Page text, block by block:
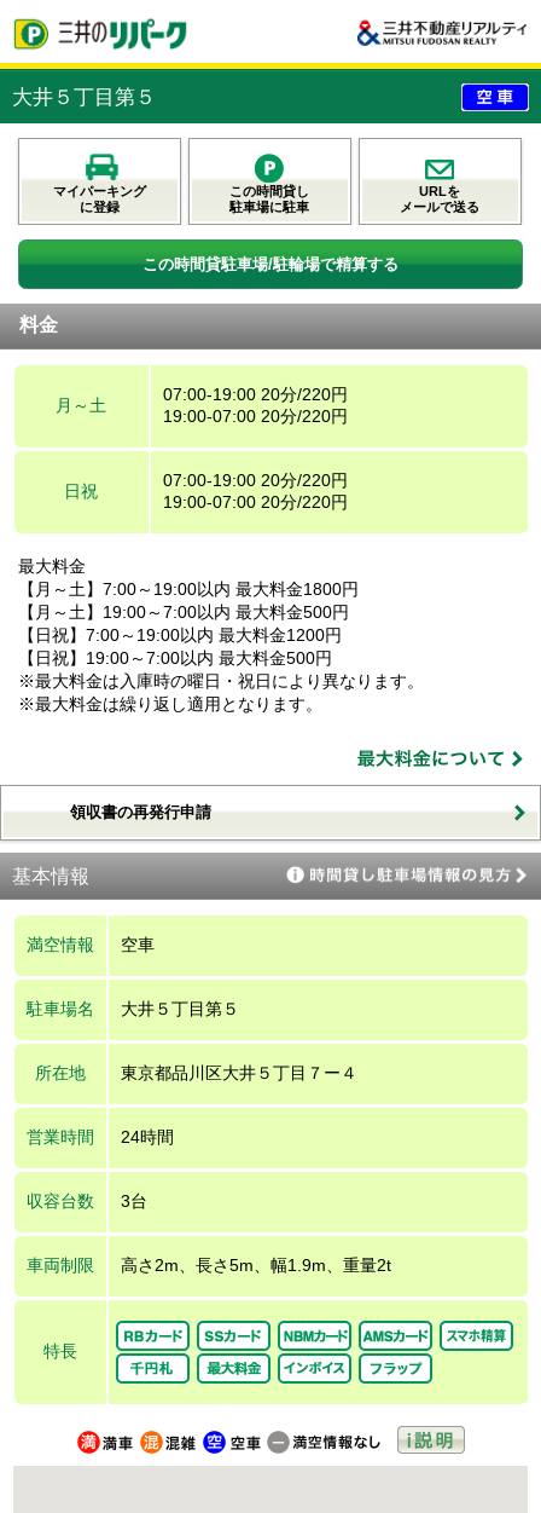
大井５丁目第５
マイパーキング
に登録
この時間貸し
駐車場に駐車
URLを
メールで送る
この時間貸駐車場/駐輪場で精算する
料金
月～土
07:00-19:00 20分/220円
19:00-07:00 20分/220円
日祝
07:00-19:00 20分/220円
19:00-07:00 20分/220円
最大料金
【月～土】7:00～19:00以内 最大料金1800円
【月～土】19:00～7:00以内 最大料金500円
【日祝】7:00～19:00以内 最大料金1200円
【日祝】19:00～7:00以内 最大料金500円
※最大料金は入庫時の曜日・祝日により異なります。
※最大料金は繰り返し適用となります。
領収書の再発行申請
基本情報
満空情報 空車
駐車場名 大井５丁目第５
所在地 東京都品川区大井５丁目７ー４
営業時間 24時間
収容台数 3台
車両制限 高さ2m、長さ5m、幅1.9m、重量2t
特長